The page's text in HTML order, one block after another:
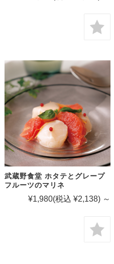
武蔵野食堂 ホタテとグレープ
フルーツのマリネ
¥1,980(税込 ¥2,138) ～